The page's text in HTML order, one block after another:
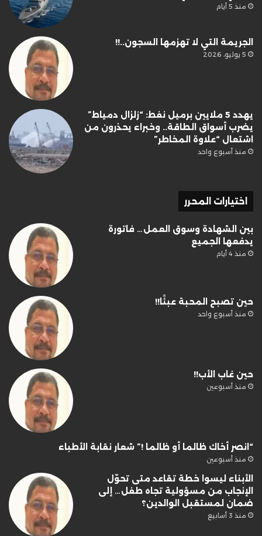
منذ 5 أيام
الجريمة التي لا تهزمها السجون..!!
5 يوليو، 2026
يهدد 5 ملايين برميل نفط: “زلزال دمياط”
يضرب أسواق الطاقة.. وخبراء يحذرون من
اشتعال “علاوة المخاطر”
منذ أسبوع واحد
اختيارات المحرر
بين الشهادة وسوق العمل… فاتورة
يدفعها الجميع
منذ 4 أيام
حين تصبح المحبة عبئًا!!
منذ أسبوع واحد
حين غاب الأب!!
منذ أسبوعين
“انصر أخاك ظالما أو ظالما !” شعار نقابة الأطباء
منذ أسبوعين
الأبناء ليسوا خطة تقاعد متى تحوّل
الإنجاب من مسؤولية تجاه طفل… إلى
ضمان لمستقبل الوالدين؟
منذ 3 أسابيع